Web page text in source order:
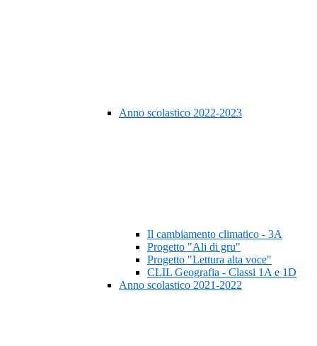
Anno scolastico 2022-2023
Il cambiamento climatico - 3A
Progetto "Ali di gru"
Progetto "Lettura alta voce"
CLIL Geografia - Classi 1A e 1D
Anno scolastico 2021-2022